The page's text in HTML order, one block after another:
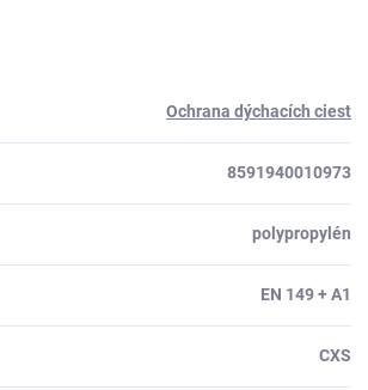
Ochrana dýchacích ciest
8591940010973
polypropylén
EN 149 + A1
CXS